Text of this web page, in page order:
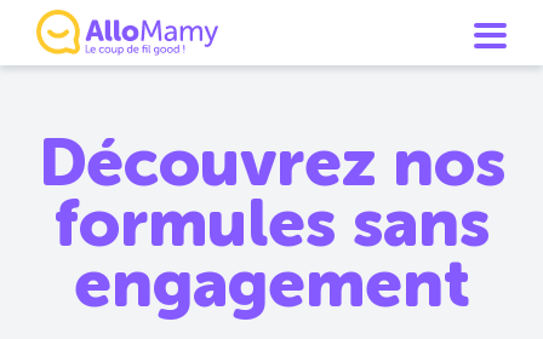
Découvrez nos
formules sans
engagement